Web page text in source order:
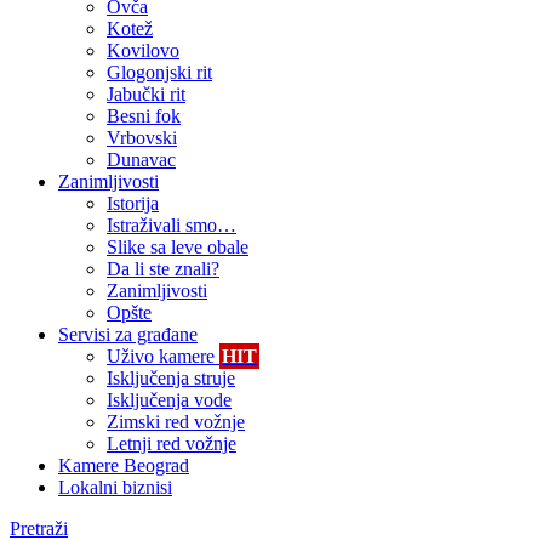
Ovča
Kotež
Kovilovo
Glogonjski rit
Jabučki rit
Besni fok
Vrbovski
Dunavac
Zanimljivosti
Istorija
Istraživali smo…
Slike sa leve obale
Da li ste znali?
Zanimljivosti
Opšte
Servisi za građane
Uživo kamere HIT
Isključenja struje
Isključenja vode
Zimski red vožnje
Letnji red vožnje
Kamere Beograd
Lokalni biznisi
Pretraži